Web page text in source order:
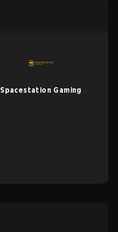
Spacestation Gaming